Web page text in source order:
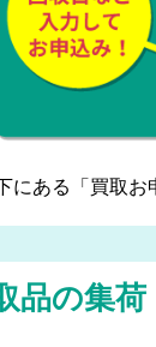
にある「買取お
品の集荷